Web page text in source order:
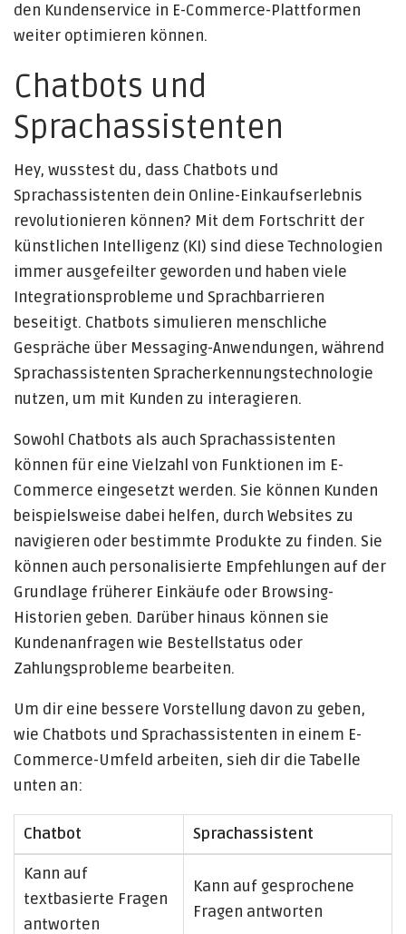
den Kundenservice in E-Commerce-Plattformen
weiter optimieren können.
Chatbots und
Sprachassistenten
Hey, wusstest du, dass Chatbots und
Sprachassistenten dein Online-Einkaufserlebnis
revolutionieren können? Mit dem Fortschritt der
künstlichen Intelligenz (KI) sind diese Technologien
immer ausgefeilter geworden und haben viele
Integrationsprobleme und Sprachbarrieren
beseitigt. Chatbots simulieren menschliche
Gespräche über Messaging-Anwendungen, während
Sprachassistenten Spracherkennungstechnologie
nutzen, um mit Kunden zu interagieren.
Sowohl Chatbots als auch Sprachassistenten
können für eine Vielzahl von Funktionen im E-
Commerce eingesetzt werden. Sie können Kunden
beispielsweise dabei helfen, durch Websites zu
navigieren oder bestimmte Produkte zu finden. Sie
können auch personalisierte Empfehlungen auf der
Grundlage früherer Einkäufe oder Browsing-
Historien geben. Darüber hinaus können sie
Kundenanfragen wie Bestellstatus oder
Zahlungsprobleme bearbeiten.
Um dir eine bessere Vorstellung davon zu geben,
wie Chatbots und Sprachassistenten in einem E-
Commerce-Umfeld arbeiten, sieh dir die Tabelle
unten an:
Chatbot Sprachassistent
Kann auf
textbasierte Fragen
antworten
Kann auf gesprochene
Fragen antworten